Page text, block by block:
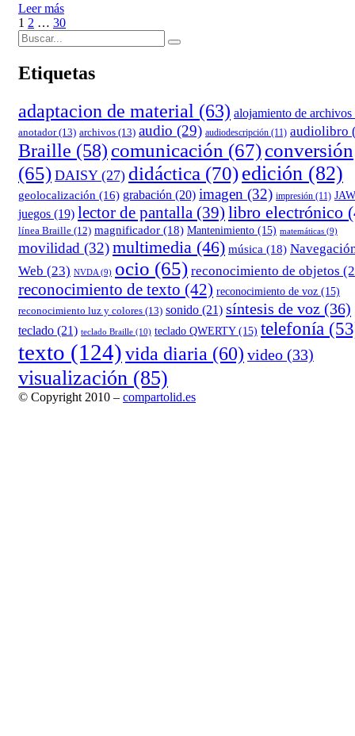
Leer más
Paginación
de
entradas
Página
1 Página
2 … Página
30Página
Buscar:
Buscar
Etiquetas
adaptacion de material (63) alojamiento de archivos
anotador(13) archivos (13) audio (29) audiodescripción (11) audiolibro
Braille (58) comunicación (67)conversión
(65) DAISY(27) didáctica (70)edición (82)
geolocalización (16) grabación (20) imagen (32) impresión (11)
juegos (19) lector de pantalla (39) libro electrónico
línea Braille (12) magnificador (18) Mantenimiento (15) matemáticas (9)
movilidad (32)multimedia (46) música (18)
Web (23) NVDA (9) ocio (65) reconocimiento de objetos
reconocimiento de texto (42) reconocimiento de voz (15)
reconocimiento luz y colores (13) sonido (21) síntesis de voz (36)
teclado (21) teclado Braille (10) teclado QWERTY(15) telefonía
texto (124)vida diaria (60) video (33)
visualización (85)
© Copyright 2010 – compartolid.es